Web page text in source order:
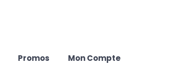
Promos Mon Compte